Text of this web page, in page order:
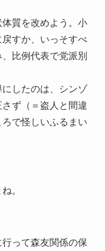
質を改めよう。小
すか、いっそすべ
比例代表で党派別
したのは、シンゾ
ず（＝盗人と間違
で怪しいふるまい
。
って森友関係の保